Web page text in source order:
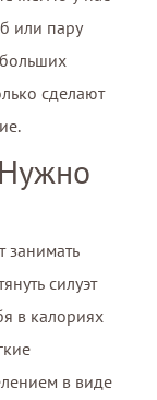
или пару
сделают
занимать
силуэт
в калориях
в виде